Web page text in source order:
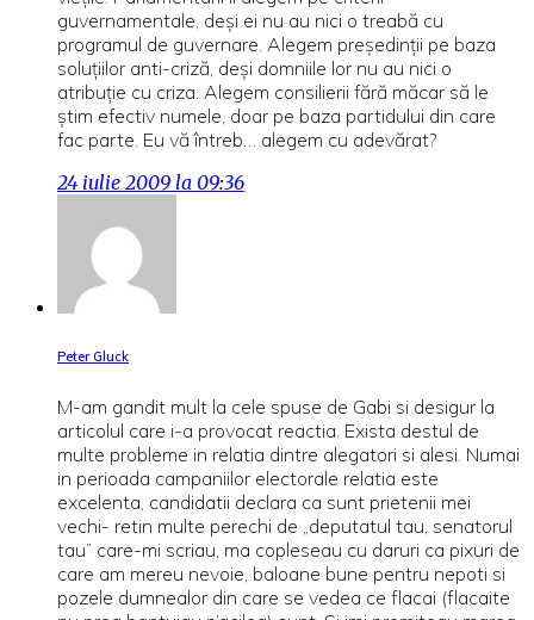
guvernamentale, deşi ei nu au nici o treabă cu
programul de guvernare. Alegem preşedinţii pe baza
soluţiilor anti-criză, deşi domniile lor nu au nici o
atribuţie cu criza. Alegem consilierii fără măcar să le
ştim efectiv numele, doar pe baza partidului din care
fac parte. Eu vă întreb… alegem cu adevărat?
24 iulie 2009 la 09:36
Peter Gluck
M-am gandit mult la cele spuse de Gabi si desigur la
articolul care i-a provocat reactia. Exista destul de
multe probleme in relatia dintre alegatori si alesi. Numai
in perioada campaniilor electorale relatia este
excelenta, candidatii declara ca sunt prietenii mei
vechi- retin multe perechi de „deputatul tau, senatorul
tau” care-mi scriau, ma copleseau cu daruri ca pixuri de
care am mereu nevoie, baloane bune pentru nepoti si
pozele dumnealor din care se vedea ce flacai (flacaite